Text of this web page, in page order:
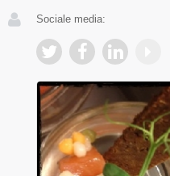
Sociale media: